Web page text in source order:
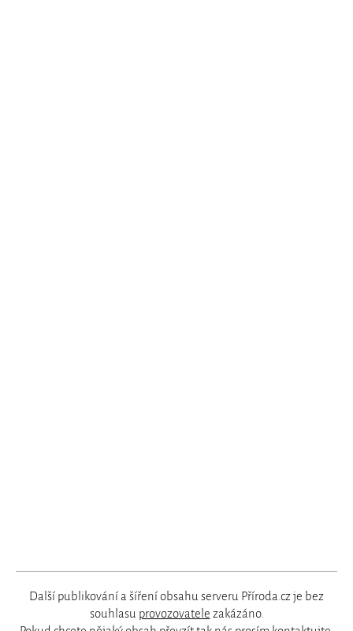
Další publikování a šíření obsahu serveru Příroda.cz je bez
souhlasu provozovatele zakázáno.